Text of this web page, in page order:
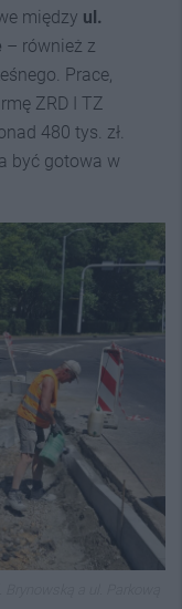
między ul.
– również z
Prace,
ZRD I TZ
480 tys. zł.
być gotowa w